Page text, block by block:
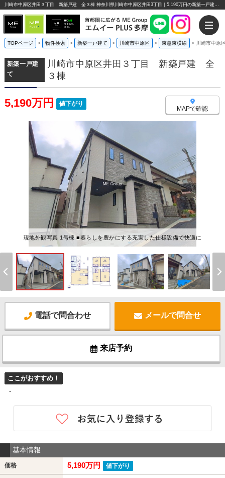
川崎市中原区井田３丁目 新築戸建 全３棟 神奈川県川崎市中原区井田3丁目｜5,190万円の新築一戸建て｜エムイーPLUS多摩
TOPページ > 物件検索 > 新築一戸建て > 川崎市中原区 > 東急東横線 > 川崎市中
新築一戸建
て
川崎市中原区井田３丁目 新築戸建 全
３棟
5,190万円 値下がり
MAPで確認
現地外観写真 1号棟 ■暮らしを豊かにする充実した仕様設備で快適に
電話で問合わせ メールで問合せ
来店予約
ここがおすすめ！
-
基本情報
価格 5,190万円 値下がり